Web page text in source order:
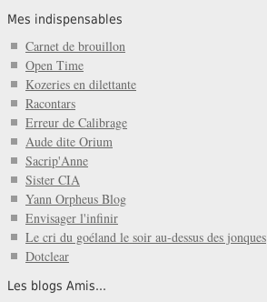
Mes indispensables
Carnet de brouillon
Open Time
Kozeries en dilettante
Racontars
Erreur de Calibrage
Aude dite Orium
Sacrip'Anne
Sister CIA
Yann Orpheus Blog
Envisager l'infinir
Le cri du goéland le soir au-dessus des jonques
Dotclear
Les blogs Amis...